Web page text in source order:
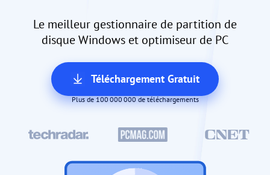
Le meilleur gestionnaire de partition de
disque Windows et optimiseur de PC
Téléchargement Gratuit
Plus de 100 000 000 de téléchargements